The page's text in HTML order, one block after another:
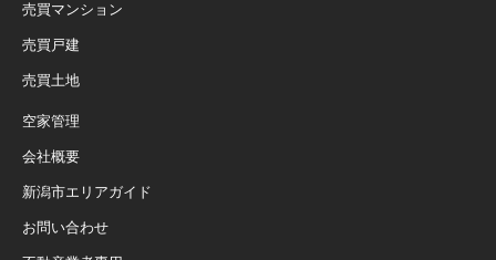
売買マンション
売買戸建
売買土地
空家管理
会社概要
新潟市エリアガイド
お問い合わせ